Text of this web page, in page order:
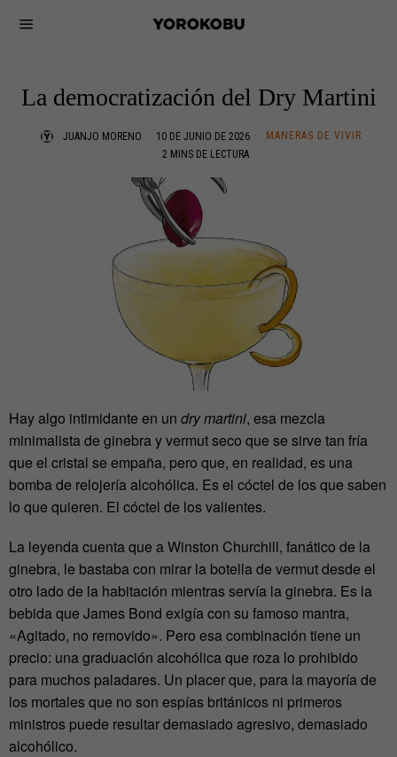
La democratización del Dry Martini
JUANJO MORENO 10 DE JUNIO DE 2026
MANERAS DE VIVIR
2 MINS DE LECTURA
Hay algo intimidante en un dry martini, esa mezcla
minimalista de ginebra y vermut seco que se sirve tan fría
que el cristal se empaña, pero que, en realidad, es una
bomba de relojería alcohólica. Es el cóctel de los que saben
lo que quieren. El cóctel de los valientes.
La leyenda cuenta que a Winston Churchill, fanático de la
ginebra, le bastaba con mirar la botella de vermut desde el
otro lado de la habitación mientras servía la ginebra. Es la
bebida que James Bond exigía con su famoso mantra,
«Agitado, no removido». Pero esa combinación tiene un
precio: una graduación alcohólica que roza lo prohibido
para muchos paladares. Un placer que, para la mayoría de
los mortales que no son espías británicos ni primeros
ministros puede resultar demasiado agresivo, demasiado
alcohólico.